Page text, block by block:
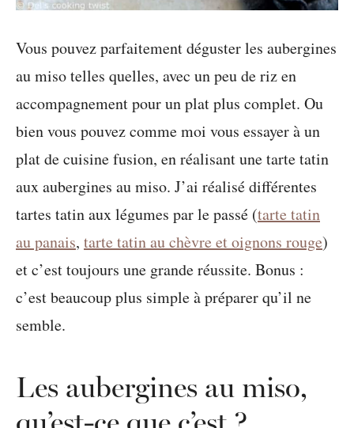
Vous pouvez parfaitement déguster les aubergines
au miso telles quelles, avec un peu de riz en
accompagnement pour un plat plus complet. Ou
bien vous pouvez comme moi vous essayer à un
plat de cuisine fusion, en réalisant une tarte tatin
aux aubergines au miso. J’ai réalisé différentes
tartes tatin aux légumes par le passé (tarte tatin
au panais, tarte tatin au chèvre et oignons rouge)
et c’est toujours une grande réussite. Bonus :
c’est beaucoup plus simple à préparer qu’il ne
semble.
Les aubergines au miso,